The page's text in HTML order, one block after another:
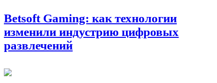
Betsoft Gaming: как технологии
изменили индустрию цифровых
развлечений